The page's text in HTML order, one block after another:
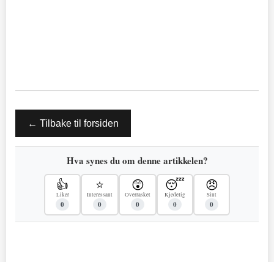
← Tilbake til forsiden
Hva synes du om denne artikkelen?
👍
Liker
0
⭐
Interessant
0
😲
Overrasket
0
😴
Kjedelig
0
😠
Sint
0